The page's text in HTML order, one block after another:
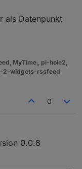
als Datenpunkt
, MyTime,, pi-hole2,
2-widgets-rssfeed
0
0.0.8